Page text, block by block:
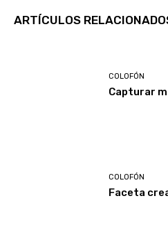
ARTÍCULOS
COLOFÓN
Capturar
COLOFÓN
Faceta